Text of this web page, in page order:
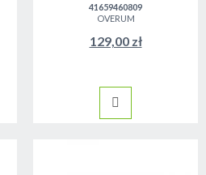
41659460809
OVERUM
129,00 zł